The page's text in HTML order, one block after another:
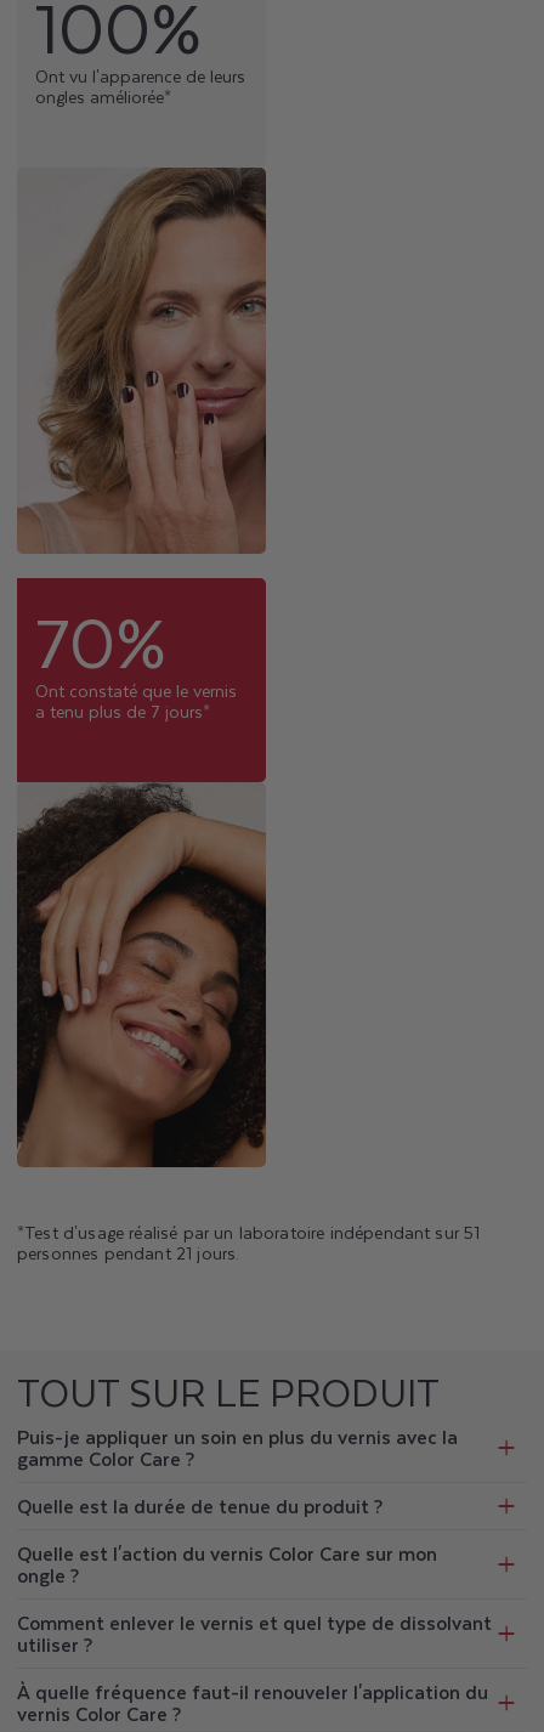
100%
Ont vu l'apparence de leurs
ongles améliorée*
70%
Ont constaté que le vernis
a tenu plus de 7 jours*
*Test d'usage réalisé par un laboratoire indépendant sur 51
personnes pendant 21 jours.
TOUT SUR LE PRODUIT
Puis-je appliquer un soin en plus du vernis avec la
gamme Color Care ?
Quelle est la durée de tenue du produit ?
Quelle est l'action du vernis Color Care sur mon
ongle ?
Comment enlever le vernis et quel type de dissolvant
utiliser ?
À quelle fréquence faut-il renouveler l'application du
vernis Color Care ?